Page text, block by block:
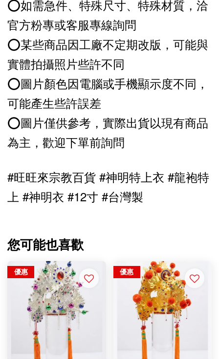
⭕️如需急件、特殊尺寸、特殊材質，洽
官方粉專或客服專線詢問
⭕️某些商品因工廠不定期改版，可能與
實體拍攝照片些許不同
⭕️圖片顏色因電腦或手機顯示度不同，
可能產生些許誤差
⭕️圖片僅供參考，實際出貨以現有商品
為主，歡迎下單前詢問
#旺旺來宗教百貨 #神明特上衣 #龍袍特
上 #神明衣 #12寸 #台灣製
您可能也喜歡
優惠 優惠